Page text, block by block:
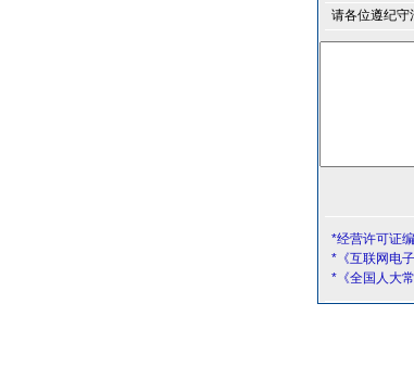
请各位遵纪守
*经营许可证
*《互联网电
*《全国人大